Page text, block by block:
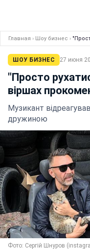
Главная › Шоу бизнес ›
ШОУ БИЗНЕС 27 июня
"Просто
віршах
Музикант
дружиною
Фото: Сергій Шнуров